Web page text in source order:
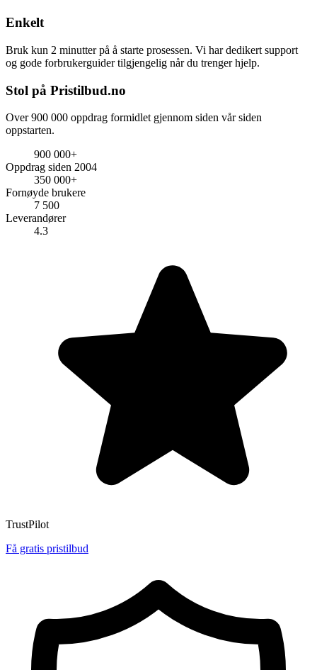
Enkelt
Bruk kun 2 minutter på å starte prosessen. Vi har dedikert support
og gode forbrukerguider tilgjengelig når du trenger hjelp.
Stol på Pristilbud.no
Over 900 000 oppdrag formidlet gjennom siden vår siden
oppstarten.
900 000+
Oppdrag siden 2004
350 000+
Fornøyde brukere
7 500
Leverandører
4.3
TrustPilot
Få gratis pristilbud